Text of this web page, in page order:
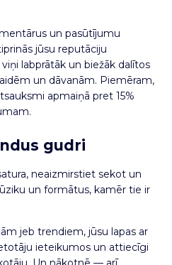
un pasūtījumu
jūsu reputāciju
labprātāk un biežāk dalītos
un dāvanām. Piemēram,
apmaiņā pret 15%
gudri
neaizmirstiet sekot un
un formātus, kamēr tie ir
jeb trendiem, jūsu lapas ar
ieteikumos un attiecīgi